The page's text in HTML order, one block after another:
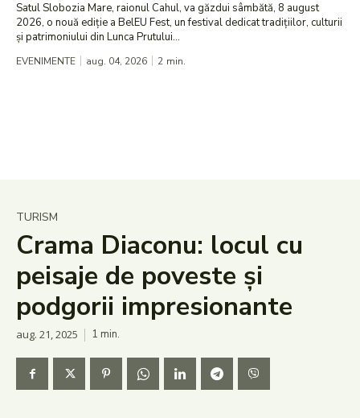
Satul Slobozia Mare, raionul Cahul, va găzdui sâmbătă, 8 august
2026, o nouă ediție a BelEU Fest, un festival dedicat tradițiilor, culturii
și patrimoniului din Lunca Prutului...
EVENIMENTE aug. 04, 2026 2 min.